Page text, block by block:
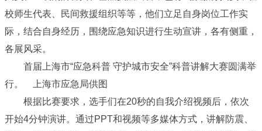
校师生代表、民间救援组织等等，他们立足自身岗位工作实
际，结合自身经历，围绕应急知识进行生动宣讲，各有侧重，
各展风采。
首届上海市“应急科普 守护城市安全”科普讲解大赛圆满举
行。 上海市应急局供图
根据比赛要求，选手们在20秒的自我介绍视频后，依次
开始4分钟演讲。通过PPT和视频等多媒体方式，讲解防震、